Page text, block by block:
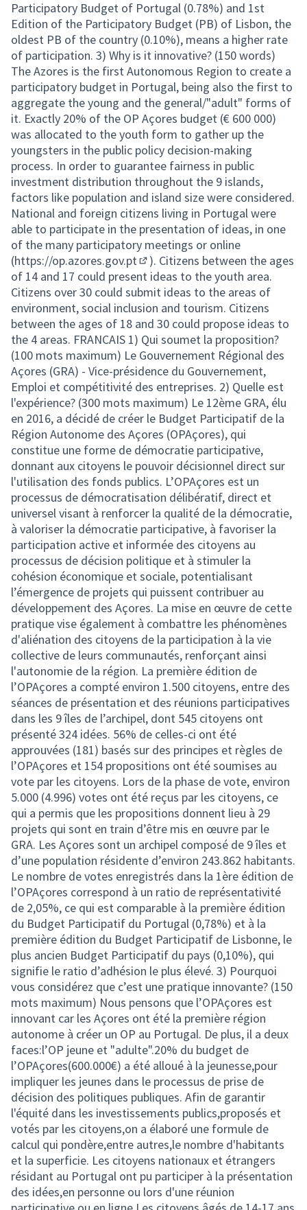
Participatory Budget of Portugal (0.78%) and 1st
Edition of the Participatory Budget (PB) of Lisbon, the
oldest PB of the country (0.10%), means a higher rate
of participation. 3) Why is it innovative? (150 words)
The Azores is the first Autonomous Region to create a
participatory budget in Portugal, being also the first to
aggregate the young and the general/"adult" forms of
it. Exactly 20% of the OP Açores budget (€ 600 000)
was allocated to the youth form to gather up the
youngsters in the public policy decision-making
process. In order to guarantee fairness in public
investment distribution throughout the 9 islands,
factors like population and island size were considered.
National and foreign citizens living in Portugal were
able to participate in the presentation of ideas, in one
of the many participatory meetings or online
(https://op.azores.gov.pt
(External link)
). Citizens between the ages
of 14 and 17 could present ideas to the youth area.
Citizens over 30 could submit ideas to the areas of
environment, social inclusion and tourism. Citizens
between the ages of 18 and 30 could propose ideas to
the 4 areas. FRANCAIS 1) Qui soumet la proposition?
(100 mots maximum) Le Gouvernement Régional des
Açores (GRA) - Vice-présidence du Gouvernement,
Emploi et compétitivité des entreprises. 2) Quelle est
l'expérience? (300 mots maximum) Le 12ème GRA, élu
en 2016, a décidé de créer le Budget Participatif de la
Région Autonome des Açores (OPAçores), qui
constitue une forme de démocratie participative,
donnant aux citoyens le pouvoir décisionnel direct sur
l'utilisation des fonds publics. L’OPAçores est un
processus de démocratisation délibératif, direct et
universel visant à renforcer la qualité de la démocratie,
à valoriser la démocratie participative, à favoriser la
participation active et informée des citoyens au
processus de décision politique et à stimuler la
cohésion économique et sociale, potentialisant
l’émergence de projets qui puissent contribuer au
développement des Açores. La mise en œuvre de cette
pratique vise également à combattre les phénomènes
d'aliénation des citoyens de la participation à la vie
collective de leurs communautés, renforçant ainsi
l'autonomie de la région. La première édition de
l’OPAçores a compté environ 1.500 citoyens, entre des
séances de présentation et des réunions participatives
dans les 9 îles de l’archipel, dont 545 citoyens ont
présenté 324 idées. 56% de celles-ci ont été
approuvées (181) basés sur des principes et règles de
l’OPAçores et 154 propositions ont été soumises au
vote par les citoyens. Lors de la phase de vote, environ
5.000 (4.996) votes ont été reçus par les citoyens, ce
qui a permis que les propositions donnent lieu à 29
projets qui sont en train d’être mis en œuvre par le
GRA. Les Açores sont un archipel composé de 9 îles et
d’une population résidente d’environ 243.862 habitants.
Le nombre de votes enregistrés dans la 1ère édition de
l’OPAçores correspond à un ratio de représentativité
de 2,05%, ce qui est comparable à la première édition
du Budget Participatif du Portugal (0,78%) et à la
première édition du Budget Participatif de Lisbonne, le
plus ancien Budget Participatif du pays (0,10%), qui
signifie le ratio d’adhésion le plus élevé. 3) Pourquoi
vous considérez que c’est une pratique innovante? (150
mots maximum) Nous pensons que l’OPAçores est
innovant car les Açores ont été la première région
autonome à créer un OP au Portugal. De plus, il a deux
faces:l’OP jeune et "adulte".20% du budget de
l’OPAçores(600.000€) a été alloué à la jeunesse,pour
impliquer les jeunes dans le processus de prise de
décision des politiques publiques. Afin de garantir
l'équité dans les investissements publics,proposés et
votés par les citoyens,on a élaboré une formule de
calcul qui pondère,entre autres,le nombre d'habitants
et la superficie. Les citoyens nationaux et étrangers
résidant au Portugal ont pu participer à la présentation
des idées,en personne ou lors d'une réunion